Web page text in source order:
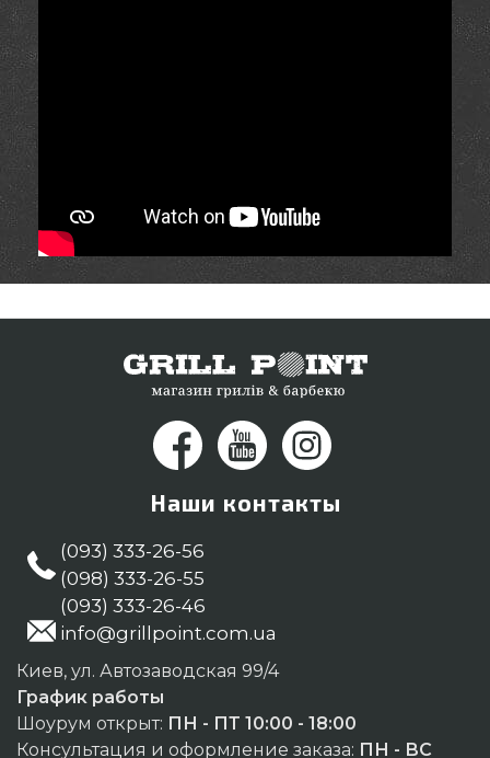
Наши контакты
(093) 333-26-56
(098) 333-26-55
(093) 333-26-46
info@grillpoint.com.ua
Киев, ул. Автозаводская 99/4
График работы
Шоурум открыт: ПН - ПТ 10:00 - 18:00
Консультация и оформление заказа: ПН - ВС